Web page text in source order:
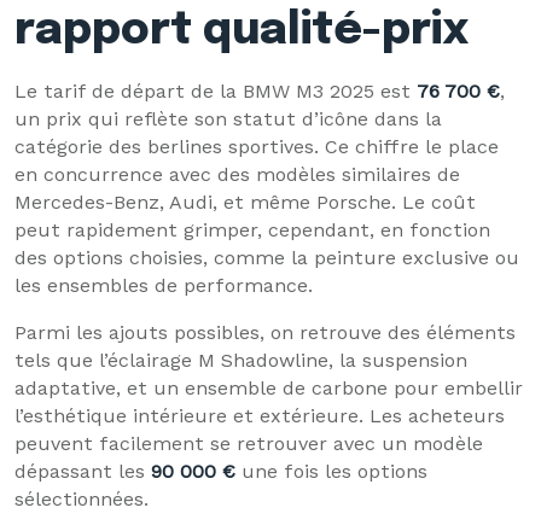
rapport qualité-prix
Le tarif de départ de la BMW M3 2025 est 76 700 €,
un prix qui reflète son statut d’icône dans la
catégorie des berlines sportives. Ce chiffre le place
en concurrence avec des modèles similaires de
Mercedes-Benz, Audi, et même Porsche. Le coût
peut rapidement grimper, cependant, en fonction
des options choisies, comme la peinture exclusive ou
les ensembles de performance.
Parmi les ajouts possibles, on retrouve des éléments
tels que l’éclairage M Shadowline, la suspension
adaptative, et un ensemble de carbone pour embellir
l’esthétique intérieure et extérieure. Les acheteurs
peuvent facilement se retrouver avec un modèle
dépassant les 90 000 € une fois les options
sélectionnées.